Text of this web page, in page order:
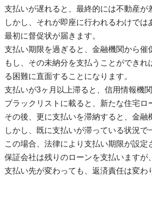
支払いが遅れると、最終的には不動産が
しかし、それが即座に行われるわけでは
最初に督促状が届きます。
支払い期限を過ぎると、金融機関から催
もし、その未納分を支払うことができ
る困難に直面することになります。
支払いが3ヶ月以上滞ると、信用情報機
ブラックリストに載ると、新たな住宅ロ
その後、更に支払いを滞納すると、金融
しかし、既に支払いが滞っている状況で
この場合、法律により支払い期限が設定
保証会社は残りのローンを支払いますが
支払い先が変わっても、返済責任は変わ